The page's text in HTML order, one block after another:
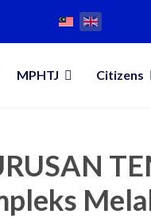
MPHTJ Citizens